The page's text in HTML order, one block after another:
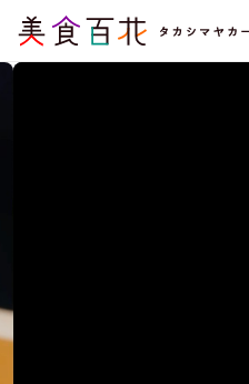
皆様だけに
— 「美食百花 特
「美食百花
― あのお店のこ